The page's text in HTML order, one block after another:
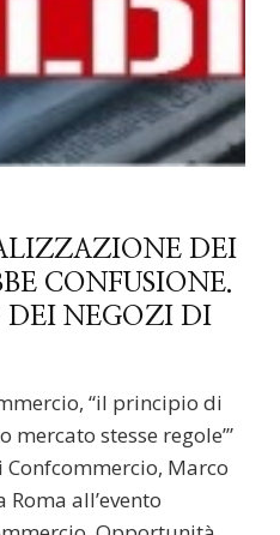
DEI
CONFUSIONE.
DEI NEGOZI DI
“il principio di
mercato stesse regole’”
Marco
all’evento